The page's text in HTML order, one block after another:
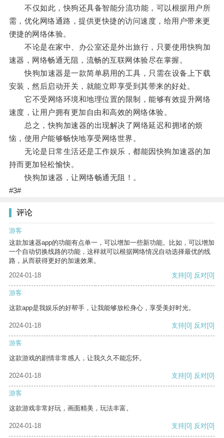
不仅如此，快狗还具备智能分流功能，可以根据用户所
需，优化网络通路，提供更快捷的访问速度，给用户带来更
便捷的网络体验。
不论是在家中、办公室还是外出旅行，只要使用快狗加
速器，网络畅通无阻，流畅的互联网体验尽在掌握。
快狗加速器是一款简单易用的工具，只需在设备上下载
安装，然后启动开关，就能立即享受到其带来的好处。
它不受网络环境和地理位置的限制，能够有效提升网络
速度，让用户拥有更加自由和高效的网络体验。
总之，快狗加速器的出现解决了网络延迟和拥堵的烦
恼，使用户能够畅快地享受网络世界。
无论是日常生活还是工作娱乐，都能因快狗加速器的加
持而更加轻松愉快。
快狗加速器，让网络畅通无阻！。
#3#
评论
游客
这款加速器app的功能有点单一，可以增加一些新功能。比如，可以增加
一个自动切换线路的功能，这样就可以根据网络情况自动选择最优的线
路，从而获得更好的加速效果。
2024-01-18
支持[0] 反对[0]
游客
这款app是我娱乐的好帮手，让我能够放松身心，享受美好时光。
2024-01-18 支持[0] 反对[0]
游客
这款游戏的剧情非常感人，让我久久不能忘怀。
2024-01-18 支持[0] 反对[0]
游客
这款游戏非常好玩，画面精美，玩法丰富。
2024-01-18 支持[0] 反对[0]